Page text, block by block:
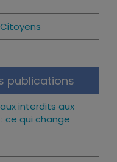
publications
interdits aux
ce qui change